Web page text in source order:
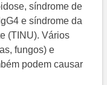
síndrome de
e síndrome da
(TINU). Vários
fungos) e
podem causar